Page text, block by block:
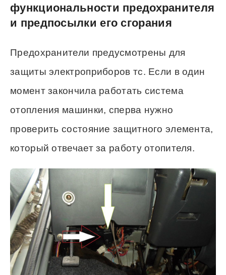
функциональности предохранителя
и предпосылки его сгорания
Предохранители предусмотрены для
защиты электроприборов тс. Если в один
момент закончила работать система
отопления машинки, сперва нужно
проверить состояние защитного элемента,
который отвечает за работу отопителя.